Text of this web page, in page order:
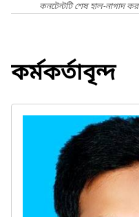
কনটেন্টটি শেষ হাল-নাগাদ
কর্মকর্তাবৃন্দ